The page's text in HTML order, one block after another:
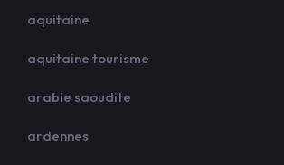
aquitaine
aquitaine tourisme
arabie saoudite
ardennes